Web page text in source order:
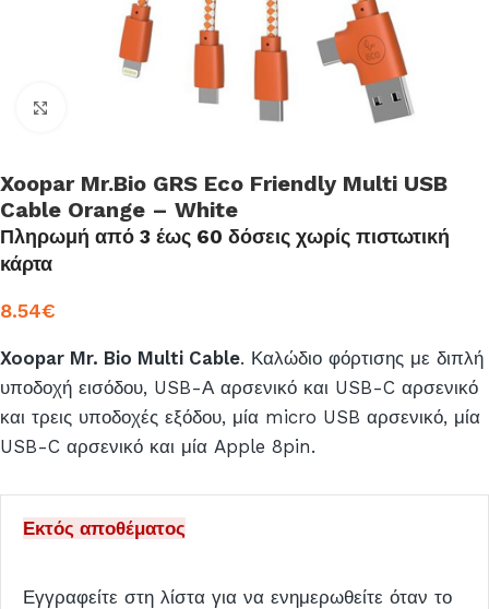
Click to enlarge
Xoopar Mr.Bio GRS Eco Friendly Multi USB
Cable Orange – White
Πληρωμή από 3 έως 60 δόσεις χωρίς πιστωτική
κάρτα
8.54€
Xoopar Mr. Bio Multi Cable. Καλώδιο φόρτισης με διπλή
υποδοχή εισόδου, USB-Α αρσενικό και USB-C αρσενικό
και τρεις υποδοχές εξόδου, μία micro USB αρσενικό, μία
USB-C αρσενικό και μία Apple 8pin.
Εκτός αποθέματος
Εγγραφείτε στη λίστα για να ενημερωθείτε όταν το